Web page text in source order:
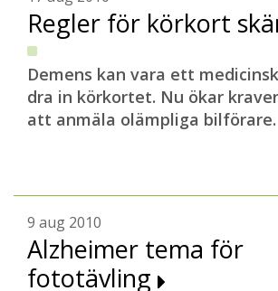
Regler för körkort
Demens kan vara ett
dra in körkortet. Nu ökar
att anmäla olämpliga bilförare.
9 aug 2010
Alzheimer tema för
fototävling